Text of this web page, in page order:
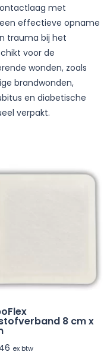
met
effectieve opname
trauma bij het
voor de
wonden, zoals
brandwonden,
en diabetische
verpakt.
8 cm x
ex btw